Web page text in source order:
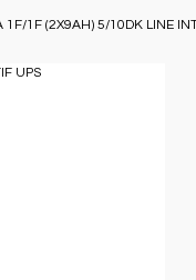
1F/1F (2X9AH) 5/10DK LINE